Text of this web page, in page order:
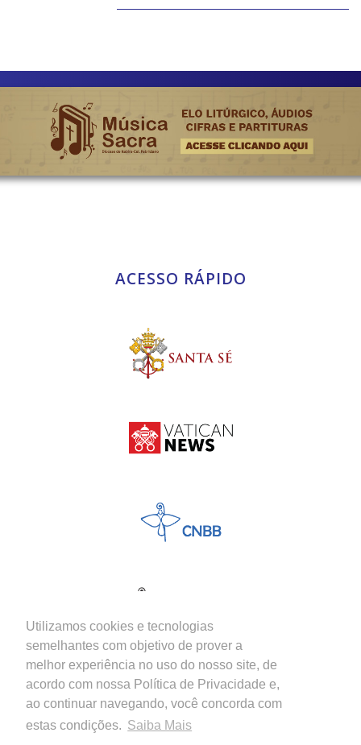
Utilizamos cookies e tecnologias
semelhantes com objetivo de prover a
melhor experiência no uso do nosso site, de
acordo com nossa Política de Privacidade e,
ao continuar navegando, você concorda com
estas condições. Saiba Mais
ACESSO RÁPIDO